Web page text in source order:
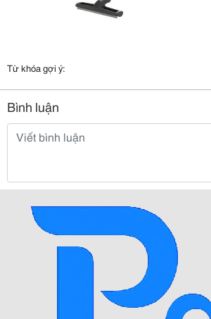
Từ khóa gợi ý:
Bình luận